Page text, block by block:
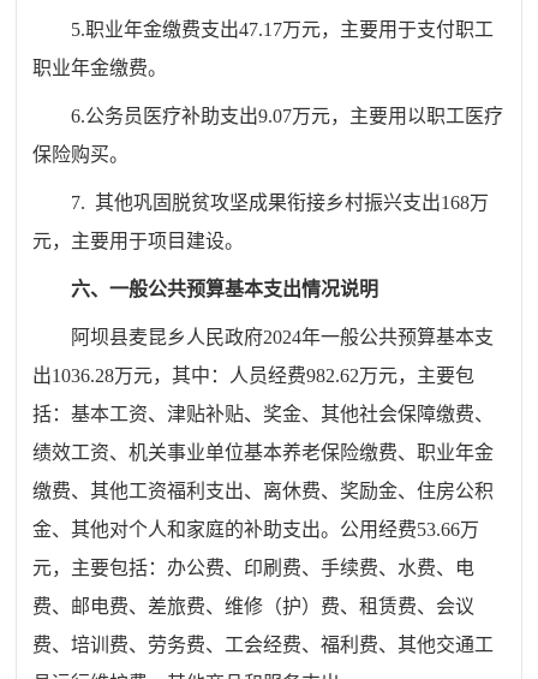
5.职业年金缴费支出47.17万元，主要用于支付职工
职业年金缴费。
6.公务员医疗补助支出9.07万元，主要用以职工医疗
保险购买。
7.其他巩固脱贫攻坚成果衔接乡村振兴支出168万
元，主要用于项目建设。
六、一般公共预算基本支出情况说明
阿坝县麦昆乡人民政府2024年一般公共预算基本支
出1036.28万元，其中：人员经费982.62万元，主要包
括：基本工资、津贴补贴、奖金、其他社会保障缴费、
绩效工资、机关事业单位基本养老保险缴费、职业年金
缴费、其他工资福利支出、离休费、奖励金、住房公积
金、其他对个人和家庭的补助支出。公用经费53.66万
元，主要包括：办公费、印刷费、手续费、水费、电
费、邮电费、差旅费、维修（护）费、租赁费、会议
费、培训费、劳务费、工会经费、福利费、其他交通工